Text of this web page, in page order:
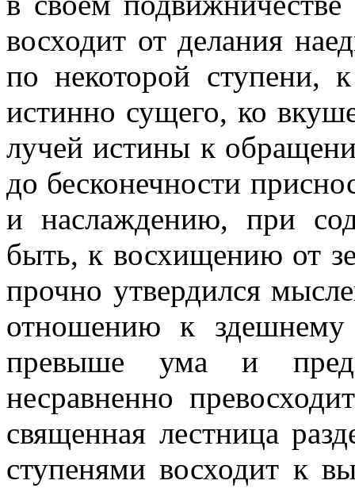
восходит от делания
по некоторой ступени,
истинно сущего, ко
лучей истины к
до бесконечности
и наслаждению, при
быть, к восхищению от
прочно утвердился
отношению к здешнему
превыше ума и
несравненно
священная лестница
ступенями восходит к